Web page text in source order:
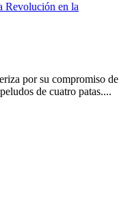
Revolución en la
por su compromiso de
de cuatro patas....